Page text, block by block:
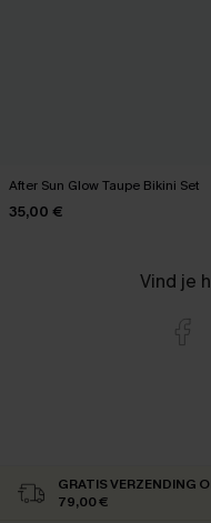
After Sun Glow Taupe Bikini Set
35,00 €
Vind je
GRATIS VERZENDING
79,00 €